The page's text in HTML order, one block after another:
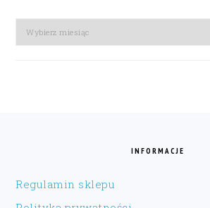
Archiwa
INFORMACJE
Regulamin sklepu